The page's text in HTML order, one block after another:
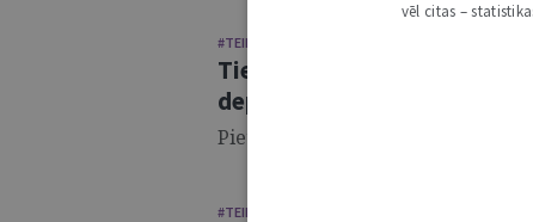
#TEIRDARBS
Tieslietu ministrija aicina
departamentā
Pieteikšanās līdz: 24.02.2025.
#TEIRDARBS
vēl citas –